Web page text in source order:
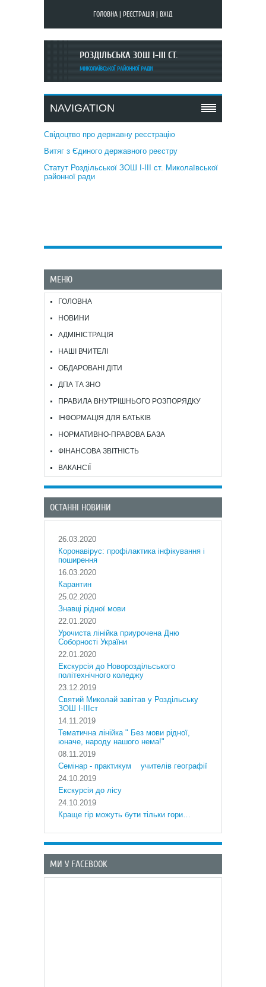
ГОЛОВНА РЕЄСТРАЦІЯ ВХІД
РОЗДІЛЬСЬКА ЗОШ I-III СТ.
МИКОЛАЇВСЬКОЇ РАЙОННОЇ РАДИ
NAVIGATION
Свідоцтво про державну реєстрацію
Витяг з Єдиного державного реєстру
Статут Роздільської ЗОШ І-ІІІ ст. Миколаївської
районної ради
МЕНЮ
ГОЛОВНА
НОВИНИ
АДМІНІСТРАЦІЯ
НАШІ ВЧИТЕЛІ
ОБДАРОВАНІ ДІТИ
ДПА ТА ЗНО
ПРАВИЛА ВНУТРІШНЬОГО РОЗПОРЯДКУ
ІНФОРМАЦІЯ ДЛЯ БАТЬКІВ
НОРМАТИВНО-ПРАВОВА БАЗА
ФІНАНСОВА ЗВІТНІСТЬ
ВАКАНСІЇ
ОСТАННІ НОВИНИ
26.03.2020
Коронавірус: профілактика інфікування і
поширення
16.03.2020
Карантин
25.02.2020
Знавці рідної мови
22.01.2020
Урочиста лінійка приурочена Дню
Соборності України
22.01.2020
Екскурсія до Новороздільського
політехнічного коледжу
23.12.2019
Святий Миколай завітав у Роздільську
ЗОШ І-ІІІст
14.11.2019
Тематична лінійка " Без мови рідної,
юначе, народу нашого нема!"
08.11.2019
Cемінар - практикум учителів географії
24.10.2019
Екскурсія до лісу
24.10.2019
Краще гір можуть бути тільки гори…
МИ У FACEBOOK